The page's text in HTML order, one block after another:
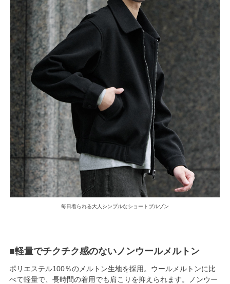
毎日着られる大人シンプルなショートブルゾン
■軽量でチクチク感のないノンウールメルトン
ポリエステル100％のメルトン生地を採用。ウールメルトンに比
べて軽量で、長時間の着用でも肩こりを抑えられます。ノンウー